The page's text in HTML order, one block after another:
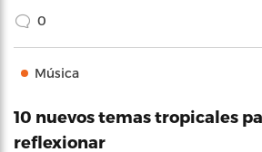
0
Música
10 nuevos temas tropicales
reflexionar